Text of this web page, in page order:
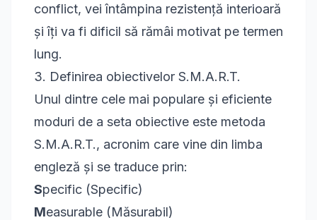
conflict, vei întâmpina rezistență interioară
și îți va fi dificil să rămâi motivat pe termen
lung.
3. Definirea obiectivelor S.M.A.R.T.
Unul dintre cele mai populare și eficiente
moduri de a seta obiective este metoda
S.M.A.R.T., acronim care vine din limba
engleză și se traduce prin:
Specific (Specific)
Measurable (Măsurabil)